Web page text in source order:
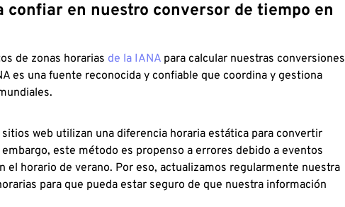
confiar en nuestro conversor de tiempo en
de zonas horarias de la IANA para calcular nuestras conversiones
es una fuente reconocida y confiable que coordina y gestiona
web utilizan una diferencia horaria estática para convertir
este método es propenso a errores debido a eventos
el horario de verano. Por eso, actualizamos regularmente nuestra
para que pueda estar seguro de que nuestra información